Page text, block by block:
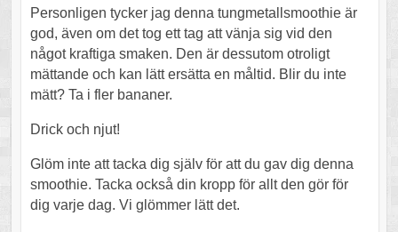
Personligen tycker jag denna tungmetallsmoothie är
god, även om det tog ett tag att vänja sig vid den
något kraftiga smaken. Den är dessutom otroligt
mättande och kan lätt ersätta en måltid. Blir du inte
mätt? Ta i fler bananer.
Drick och njut!
Glöm inte att tacka dig själv för att du gav dig denna
smoothie. Tacka också din kropp för allt den gör för
dig varje dag. Vi glömmer lätt det.